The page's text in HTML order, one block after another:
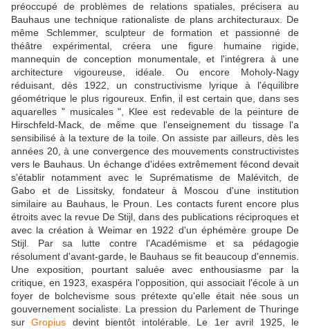
préoccupé de problèmes de relations spatiales, précisera au
Bauhaus une technique rationaliste de plans architecturaux. De
même Schlemmer, sculpteur de formation et passionné de
théâtre expérimental, créera une figure humaine rigide,
mannequin de conception monumentale, et l'intégrera à une
architecture vigoureuse, idéale. Ou encore Moholy-Nagy
réduisant, dès 1922, un constructivisme lyrique à l'équilibre
géométrique le plus rigoureux. Enfin, il est certain que, dans ses
aquarelles " musicales ", Klee est redevable de la peinture de
Hirschfeld-Mack, de même que l'enseignement du tissage l'a
sensibilisé à la texture de la toile. On assiste par ailleurs, dès les
années 20, à une convergence des mouvements constructivistes
vers le Bauhaus. Un échange d'idées extrêmement fécond devait
s'établir notamment avec le Suprématisme de Malévitch, de
Gabo et de Lissitsky, fondateur à Moscou d'une institution
similaire au Bauhaus, le Proun. Les contacts furent encore plus
étroits avec la revue De Stijl, dans des publications réciproques et
avec la création à Weimar en 1922 d'un éphémère groupe De
Stijl. Par sa lutte contre l'Académisme et sa pédagogie
résolument d'avant-garde, le Bauhaus se fit beaucoup d'ennemis.
Une exposition, pourtant saluée avec enthousiasme par la
critique, en 1923, exaspéra l'opposition, qui associait l'école à un
foyer de bolchevisme sous prétexte qu'elle était née sous un
gouvernement socialiste. La pression du Parlement de Thuringe
surGropius devint bientôt intolérable. Le 1er avril 1925, le